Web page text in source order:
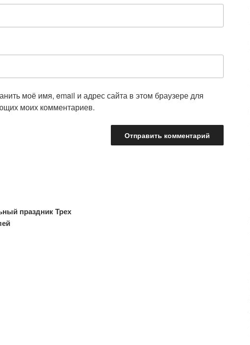
моё имя, email и адрес сайта в этом браузере для
моих комментариев.
праздник Трех